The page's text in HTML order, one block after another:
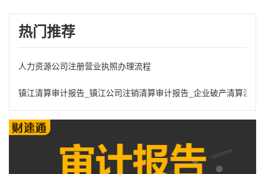
热门推荐
人力资源公司注册营业执照办理流程
镇江清算审计报告_镇江公司注销清算审计报告_企业破产清算注销